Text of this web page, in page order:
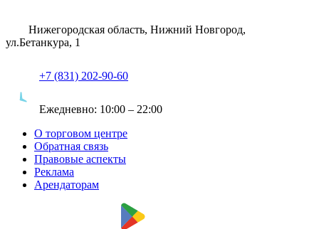
Нижегородская область, Нижний Новгород,
ул.Бетанкура, 1
+7 (831) 202-90-60
Ежедневно: 10:00 – 22:00
О торговом центре
Обратная связь
Правовые аспекты
Реклама
Арендаторам